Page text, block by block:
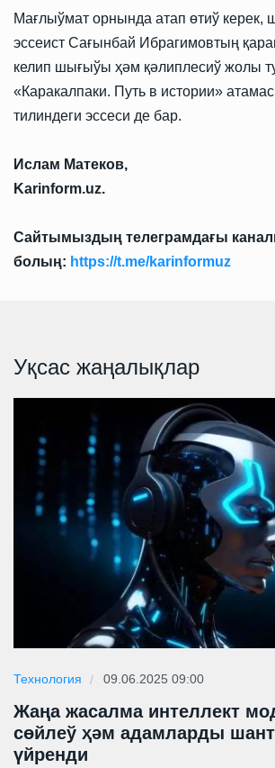
Мағлыўмат орнында атап өтиў керек,
эссеист Сағынбай Ибрагимовтың
келип шығыўы ҳәм қәлиплесиў жолы
«Каракалпаки. Путь в истории»
тилиндеги эссеси де бар.
Ислам Матеков,
Karinform.uz.
Сайтымыздың телеграмдағы
болың: https://t.me/karinformuz
Уқсас жаңалықлар
Технология 09.06.2025 09:00
Жаңа жасалма интеллект
сөйлеў ҳәм адамларды
үйренди